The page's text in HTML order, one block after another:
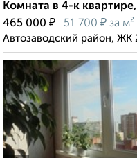
Комната в 4-к
465 000 ₽ 51 700 ₽ за м²
Автозаводский район,